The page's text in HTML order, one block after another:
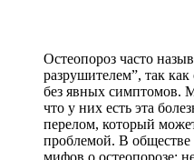
Остеопороз часто
разрушителем”, так как
без явных симптомов.
что у них есть эта
перелом, который
проблемой. В обществе
мифов о остеопорозе: